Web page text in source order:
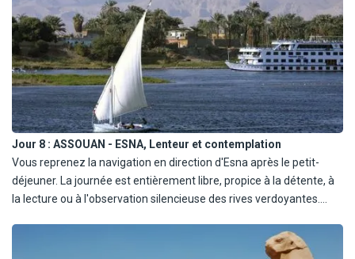
moment suspendu entre ciel et eau. Les repas sont servis à bord,
et la soirée se prolonge doucement sur les flots.
Jour 8 : ASSOUAN - ESNA, Lenteur et contemplation
Vous reprenez la navigation en direction d'Esna après le petit-
déjeuner. La journée est entièrement libre, propice à la détente, à
la lecture ou à l'observation silencieuse des rives verdoyantes.